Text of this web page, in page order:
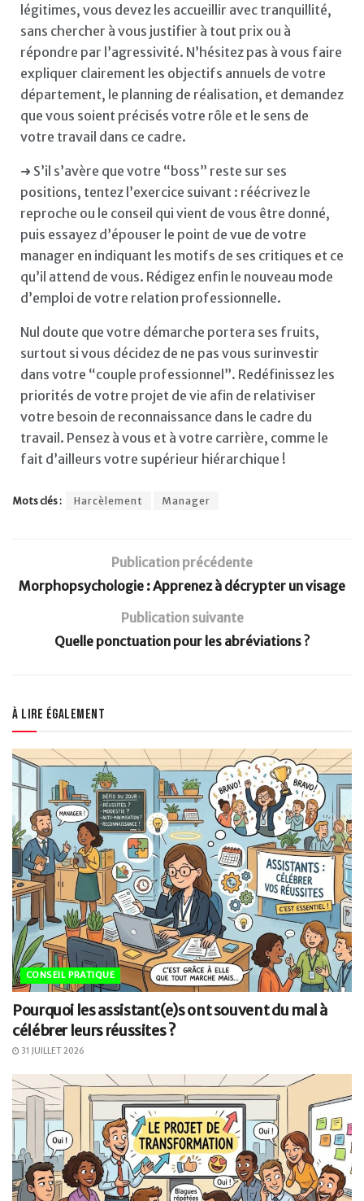
légitimes, vous devez les accueillir avec tranquillité,
sans chercher à vous justifier à tout prix ou à
répondre par l’agressivité. N’hésitez pas à vous faire
expliquer clairement les objectifs annuels de votre
département, le planning de réalisation, et demandez
que vous soient précisés votre rôle et le sens de
votre travail dans ce cadre.
➜ S’il s’avère que votre “boss” reste sur ses
positions, tentez l’exercice suivant : réécrivez le
reproche ou le conseil qui vient de vous être donné,
puis essayez d’épouser le point de vue de votre
manager en indiquant les motifs de ses critiques et ce
qu’il attend de vous. Rédigez enfin le nouveau mode
d’emploi de votre relation professionnelle.
Nul doute que votre démarche portera ses fruits,
surtout si vous décidez de ne pas vous surinvestir
dans votre “couple professionnel”. Redéfinissez les
priorités de votre projet de vie afin de relativiser
votre besoin de reconnaissance dans le cadre du
travail. Pensez à vous et à votre carrière, comme le
fait d’ailleurs votre supérieur hiérarchique !
Mots clés : Harcèlement Manager
Publication précédente
Morphopsychologie : Apprenez à décrypter un visage
Publication suivante
Quelle ponctuation pour les abréviations ?
À lire également
CONSEIL PRATIQUE
Pourquoi les assistant(e)s ont souvent du mal à
célébrer leurs réussites ?
31 JUILLET 2026